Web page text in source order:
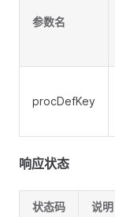
参数名
procDefKey
响应状态
状态码 说明